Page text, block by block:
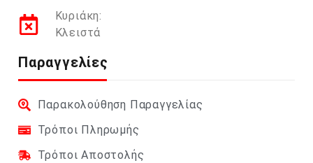
Κυριάκη:
Κλειστά
Παραγγελίες
Παρακολούθηση Παραγγελίας
Τρόποι Πληρωμής
Τρόποι Αποστολής